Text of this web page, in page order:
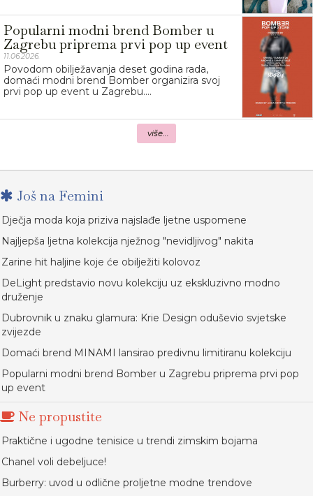
Popularni modni brend Bomber u
Zagrebu priprema prvi pop up event
11.06.2026.
Povodom obilježavanja deset godina rada,
domaći modni brend Bomber organizira svoj
prvi pop up event u Zagrebu....
više...
Još na Femini
Dječja moda koja priziva najslađe ljetne uspomene
Najljepša ljetna kolekcija nježnog "nevidljivog" nakita
Zarine hit haljine koje će obilježiti kolovoz
DeLight predstavio novu kolekciju uz ekskluzivno modno
druženje
Dubrovnik u znaku glamura: Krie Design oduševio svjetske
zvijezde
Domaći brend MINAMI lansirao predivnu limitiranu kolekciju
Popularni modni brend Bomber u Zagrebu priprema prvi pop
up event
Ne propustite
Praktične i ugodne tenisice u trendi zimskim bojama
Chanel voli debeljuce!
Burberry: uvod u odlične proljetne modne trendove